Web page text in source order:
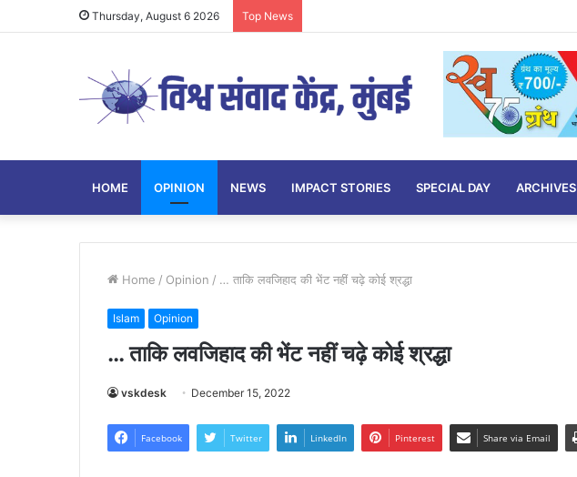
Thursday, August 6 2026 Top News
HOME OPINION NEWS IMPACT STORIES SPECIAL DAY ARCHIVES
Home / Opinion / … ताकि लवजिहाद की भेंट नहीं चढ़े कोई श्रद्धा
Islam Opinion
… ताकि लवजिहाद की भेंट नहीं चढ़े कोई श्रद्धा
vskdesk December 15, 2022
Facebook Twitter LinkedIn Pinterest Share via Email